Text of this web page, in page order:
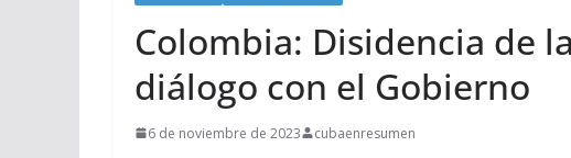
Colombia: Disidencia de
diálogo con el Gobierno
6 de noviembre de 2023 cubaenresumen